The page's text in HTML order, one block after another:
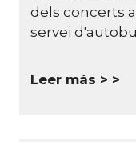
dels concerts
servei
Leer más >